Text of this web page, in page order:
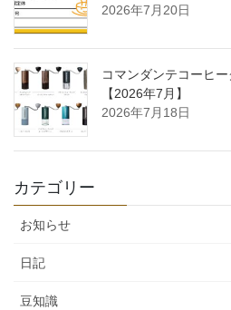
2026年7月20日
コマンダンテコーヒ
【2026年7月】
2026年7月18日
カテゴリー
お知らせ
日記
豆知識